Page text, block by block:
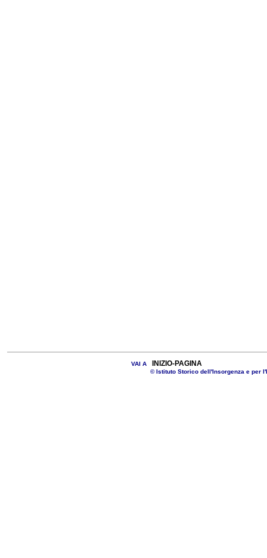
VAI A INIZIO-PAGINA
© Istituto Storico dell'Insorgenza e per